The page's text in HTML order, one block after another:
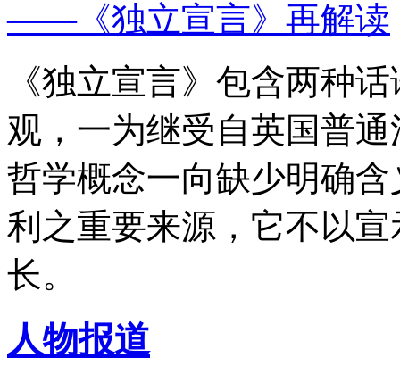
——《独立宣言》再解读
《独立宣言》包含两种
观，一为继受自英国普
哲学概念一向缺少明确
利之重要来源，它不以
长。
人物报道